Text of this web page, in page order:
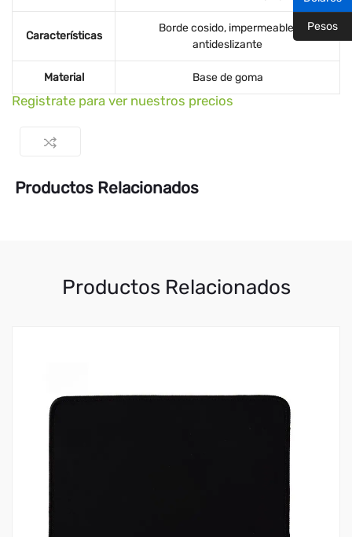
Características
Borde cosido, impermeable,
antideslizante
Material Base de goma
Registrate para ver nuestros precios
Productos Relacionados
Productos Relacionados
Pesos